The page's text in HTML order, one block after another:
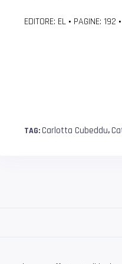
EDITORE: EL • PAGINE: 192 •
TAG:Carlotta Cubeddu,